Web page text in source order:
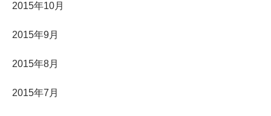
2015年10月
2015年9月
2015年8月
2015年7月